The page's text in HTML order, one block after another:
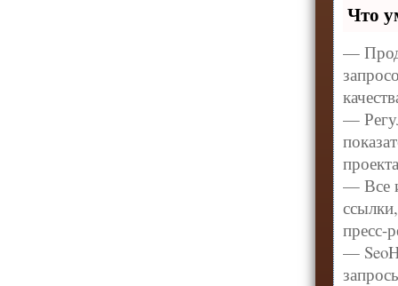
Что
—
—
— Все
пресс-
—